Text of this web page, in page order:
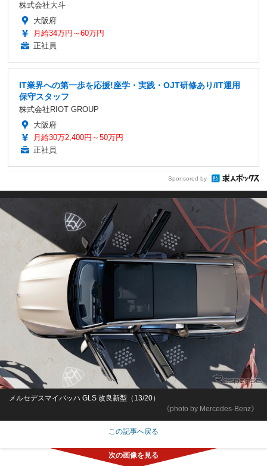
株式会社大斗
大阪府
月給34万円～60万円
正社員
IT業界への第一歩を応援!座学・実践・OJT研修あり/IT運用
保守スタッフ
株式会社RIOT GROUP
大阪府
月給30万2,400円～50万円
正社員
Sponsored by
《photo by Mercedes-Benz》
メルセデスマイバッハ GLS 改良新型（13/20）
この記事へ戻る